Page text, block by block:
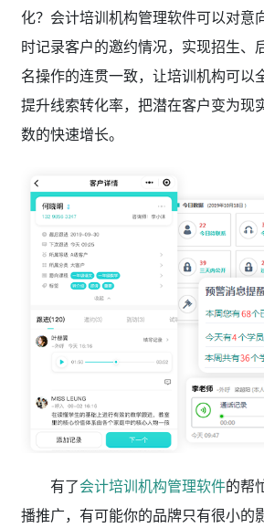
化？会计培训机构管理软件可以对意
时记录客户的邀约情况，实现招生、
名操作的连贯一致，让培训机构可以
提升线索转化率，把潜在客户变为现
数的快速增长。
有了会计培训机构管理软件的帮
播推广，有可能你的品牌只有很小的